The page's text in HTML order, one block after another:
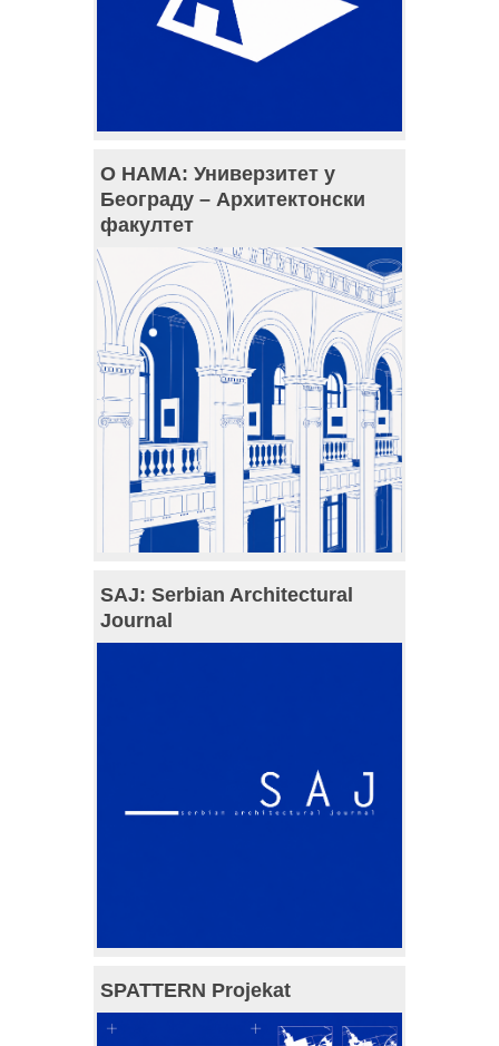
О НАМА: Универзитет у
Београду – Архитектонски
факултет
SAJ: Serbian Architectural
Journal
SPATTERN Projekat